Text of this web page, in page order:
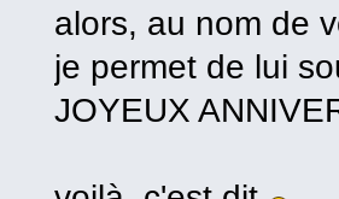
alors, au nom de
je permet de lui
JOYEUX